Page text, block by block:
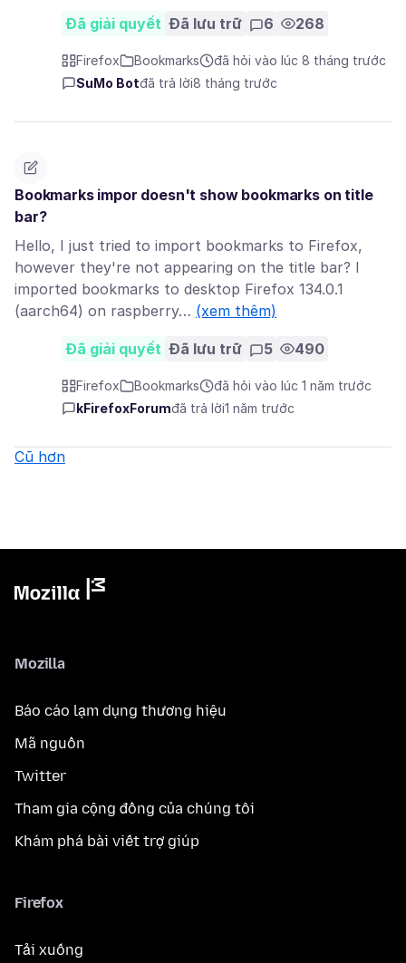
Đã giải quyết Đã lưu trữ 6 268
Firefox Bookmarks
đã hỏi vào lúc 8 tháng trước
SuMo Botđã trả lời8 tháng trước
Bookmarks impor doesn't show bookmarks on title
bar?
Hello, I just tried to import bookmarks to Firefox,
however they're not appearing on the title bar? I
imported bookmarks to desktop Firefox 134.0.1
(aarch64) on raspberry… (xem thêm)
Đã giải quyết Đã lưu trữ 5 490
Firefox Bookmarks
đã hỏi vào lúc 1 năm trước
kFirefoxForumđã trả lời1 năm trước
Cũ hơn
Mozilla
Báo cáo lạm dụng thương hiệu
Mã nguồn
Twitter
Tham gia cộng đồng của chúng tôi
Khám phá bài viết trợ giúp
Firefox
Tải xuống